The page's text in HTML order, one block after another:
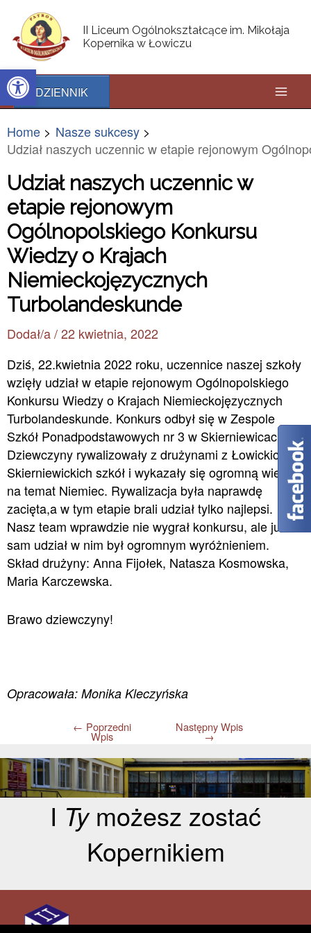
Open toolbar
content
II Liceum Ogólnokształcące im. Mikołaja
Kopernika w Łowiczu
DZIENNIK
Home
Nasze sukcesy
Udział naszych uczennic w etapie rejonowym
Udział naszych uczennic w
etapie rejonowym
Ogólnopolskiego Konkursu
Wiedzy o Krajach
Niemieckojęzycznych
Turbolandeskunde
Dodał/a /22 kwietnia, 2022
Dziś, 22.kwietnia 2022 roku, uczennice naszej szkoły
wzięły udział w etapie rejonowym Ogólnopolskiego
Konkursu Wiedzy o Krajach Niemieckojęzycznych
Turbolandeskunde. Konkurs odbył się w Zespole
Szkół Ponadpodstawowych nr 3 w Skierniewicach.
Dziewczyny rywalizowały z drużynami z Łowickich i
Skierniewickich szkół i wykazały się ogromną wiedzą
na temat Niemiec. Rywalizacja była naprawdę
zacięta,a w tym etapie brali udział tylko najlepsi.
Nasz team wprawdzie nie wygrał konkursu, ale już
sam udział w nim był ogromnym wyróżnieniem.
Skład drużyny: Anna Fijołek, Natasza Kosmowska,
Maria Karczewska.
Brawo dziewczyny!
Opracowała: Monika Kleczyńska
navigation
← Poprzedni
Wpis
Następny Wpis
→
I Tymożesz zostać
Kopernikiem
Aktualności